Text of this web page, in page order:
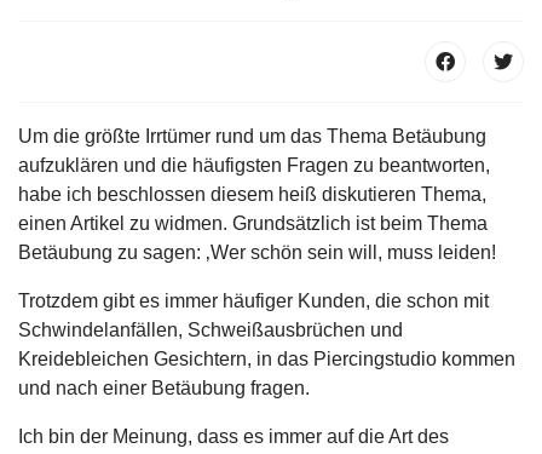
Um die größte Irrtümer rund um das Thema Betäubung
aufzuklären und die häufigsten Fragen zu beantworten,
habe ich beschlossen diesem heiß diskutieren Thema,
einen Artikel zu widmen. Grundsätzlich ist beim Thema
Betäubung zu sagen: ‚Wer schön sein will, muss leiden!
Trotzdem gibt es immer häufiger Kunden, die schon mit
Schwindelanfällen, Schweißausbrüchen und
Kreidebleichen Gesichtern, in das Piercingstudio kommen
und nach einer Betäubung fragen.
Ich bin der Meinung, dass es immer auf die Art des